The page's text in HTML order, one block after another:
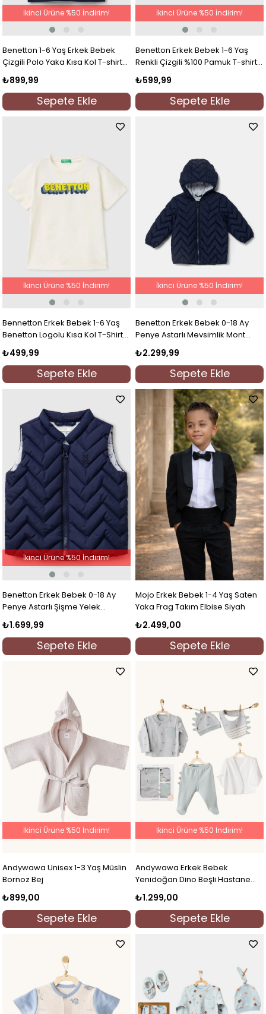
Benetton 1-6 Yaş Erkek Bebek
Çizgili Polo Yaka Kısa Kol T-shirt
Lacivert
₺899,99
Sepete Ekle
İkinci Ürüne %50 İndirim!
Benetton Erkek Bebek 1-6 Yaş
Renkli Çizgili %100 Pamuk T-shirt
Lacivert
₺599,99
Sepete Ekle
İkinci Ürüne %50 İndirim!
Bennetton Erkek Bebek 1-6 Yaş
Benetton Logolu Kısa Kol T-Shirt
₺499,99
Sepete Ekle
İkinci Ürüne %50 İndirim!
Benetton Erkek Bebek 0-18 Ay
Penye Astarlı Mevsimlik Mont
₺2.299,99
Sepete Ekle
İkinci Ürüne %50 İndirim!
Benetton Erkek Bebek 0-18 Ay
Penye Astarlı Şişme Yelek
Lacivert
₺1.699,99
Sepete Ekle
İkinci Ürüne %50 İndirim!
Mojo Erkek Bebek 1-4 Yaş Saten
Yaka Frag Takım Elbise Siyah
₺2.499,00
Sepete Ekle
Andywawa Unisex 1-3 Yaş Müslin
Bornoz Bej
₺899,00
Sepete Ekle
İkinci Ürüne %50 İndirim!
Andywawa Erkek Bebek
Yenidoğan Dino Beşli Hastane
Çıkışı Mint
₺1.299,00
Sepete Ekle
İkinci Ürüne %50 İndirim!